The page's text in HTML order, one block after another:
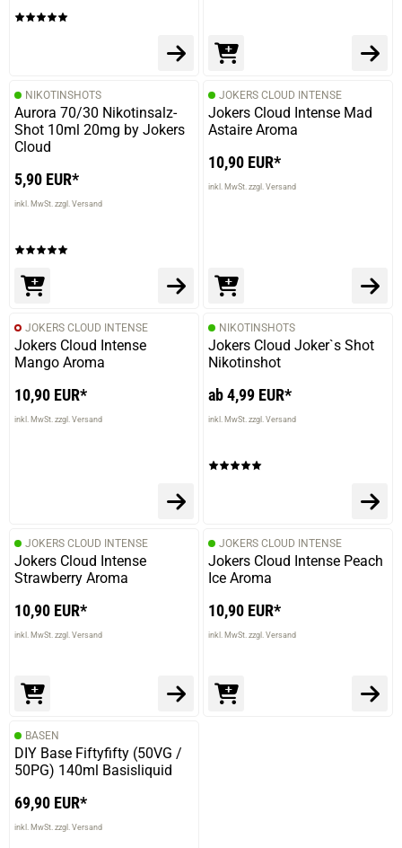
NIKOTINSHOTS
Aurora 70/30 Nikotinsalz-
Shot 10ml 20mg by Jokers
Cloud
5,90 EUR*
inkl. MwSt. zzgl. Versand
JOKERS CLOUD INTENSE
Jokers Cloud Intense Mad
Astaire Aroma
10,90 EUR*
inkl. MwSt. zzgl. Versand
JOKERS CLOUD INTENSE
Jokers Cloud Intense
Mango Aroma
10,90 EUR*
inkl. MwSt. zzgl. Versand
NIKOTINSHOTS
Jokers Cloud Joker`s Shot
Nikotinshot
ab 4,99 EUR*
inkl. MwSt. zzgl. Versand
JOKERS CLOUD INTENSE
Jokers Cloud Intense
Strawberry Aroma
10,90 EUR*
inkl. MwSt. zzgl. Versand
JOKERS CLOUD INTENSE
Jokers Cloud Intense Peach
Ice Aroma
10,90 EUR*
inkl. MwSt. zzgl. Versand
BASEN
DIY Base Fiftyfifty (50VG /
50PG) 140ml Basisliquid
69,90 EUR*
inkl. MwSt. zzgl. Versand